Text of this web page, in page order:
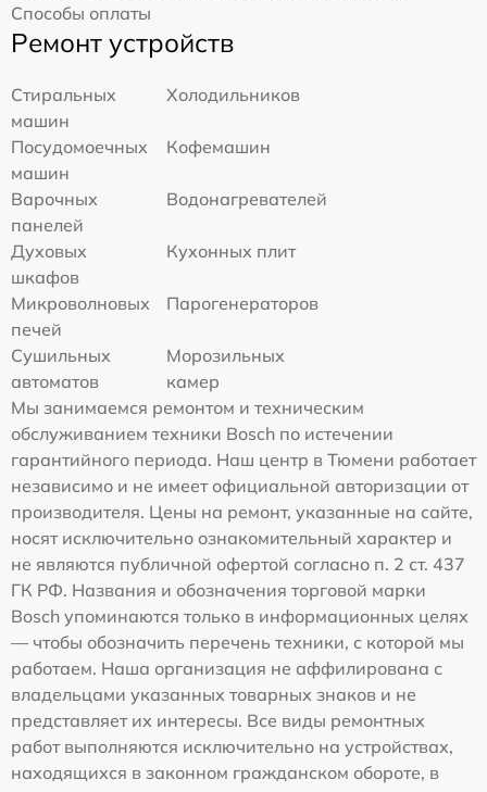
Способы оплаты
Ремонт устройств
Стиральных
машин
Холодильников
Посудомоечных
машин
Кофемашин
Варочных
панелей
Водонагревателей
Духовых
шкафов
Кухонных плит
Микроволновых
печей
Парогенераторов
Сушильных
автоматов
Морозильных
камер
Мы занимаемся ремонтом и техническим
обслуживанием техники Bosch по истечении
гарантийного периода. Наш центр в Тюмени работает
независимо и не имеет официальной авторизации от
производителя. Цены на ремонт, указанные на сайте,
носят исключительно ознакомительный характер и
не являются публичной офертой согласно п. 2 ст. 437
ГК РФ. Названия и обозначения торговой марки
Bosch упоминаются только в информационных целях
— чтобы обозначить перечень техники, с которой мы
работаем. Наша организация не аффилирована с
владельцами указанных товарных знаков и не
представляет их интересы. Все виды ремонтных
работ выполняются исключительно на устройствах,
находящихся в законном гражданском обороте, в